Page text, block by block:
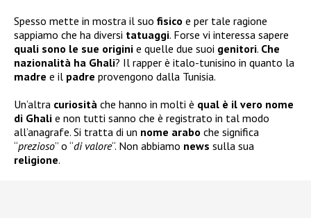
Spesso mette in mostra il suo fisico e per tale ragione
sappiamo che ha diversi tatuaggi. Forse vi interessa sapere
quali sono le sue origini e quelle due suoi genitori. Che
nazionalità ha Ghali? Il rapper è italo-tunisino in quanto la
madre e il padre provengono dalla Tunisia.
Un’altra curiosità che hanno in molti è qual è il vero nome
di Ghali e non tutti sanno che è registrato in tal modo
all’anagrafe. Si tratta di un nome arabo che significa
“prezioso” o “di valore“. Non abbiamo news sulla sua
religione.